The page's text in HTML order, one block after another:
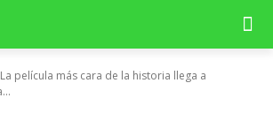
La película más cara de la historia llega a